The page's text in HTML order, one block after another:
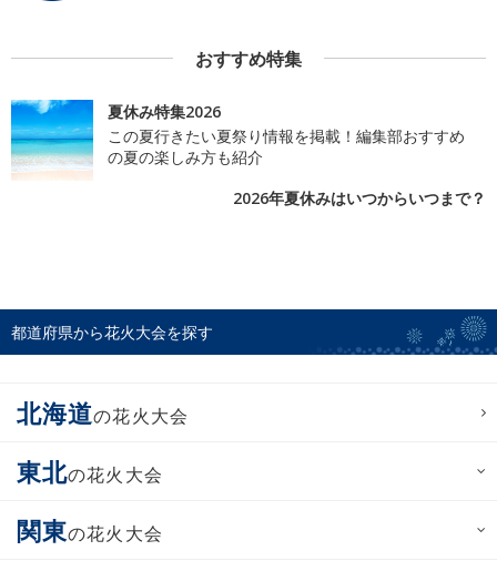
おすすめ特集
夏休み特集2026
この夏行きたい夏祭り情報を掲載！編集部おすすめ
の夏の楽しみ方も紹介
2026年夏休みはいつからいつまで？
都道府県から花火大会を探す
北海道の花火大会
東北の花火大会
関東の花火大会